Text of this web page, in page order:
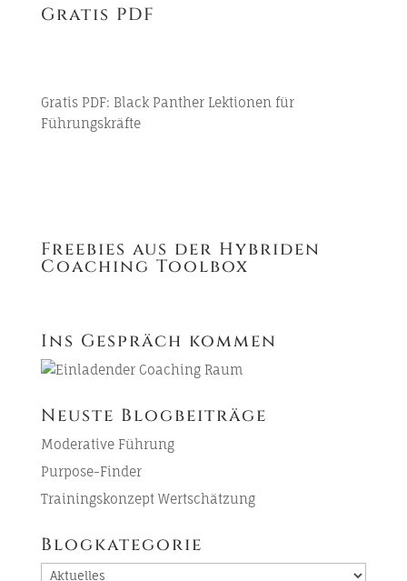
Gratis PDF
Gratis PDF: Black Panther Lektionen für
Führungskräfte
Freebies aus der Hybriden
Coaching Toolbox
Ins Gespräch kommen
Neuste Blogbeiträge
Moderative Führung
Purpose-Finder
Trainingskonzept Wertschätzung
Blogkategorie
Blogkategorie